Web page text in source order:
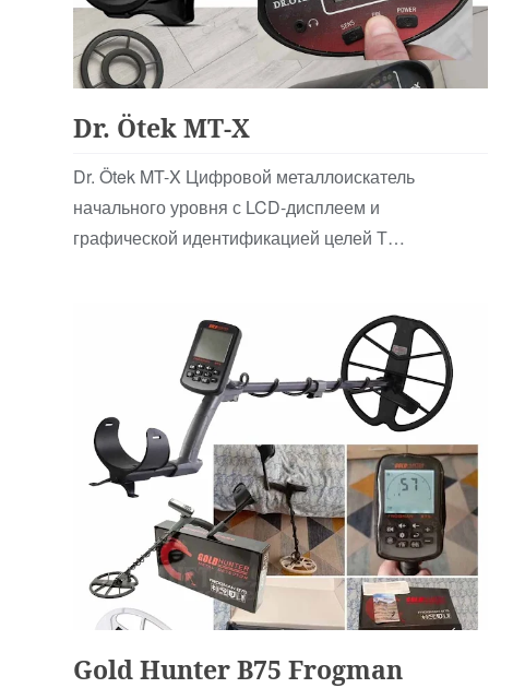
Детские
Dr. Ötek MT-X
Dr. Ötek MT-X Цифровой металлоискатель
начального уровня с LCD-дисплеем и
графической идентификацией целей Т…
Для Начинающих
Gold Hunter B75 Frogman